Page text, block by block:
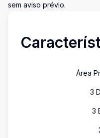
sem aviso prévio.
Área
3
3